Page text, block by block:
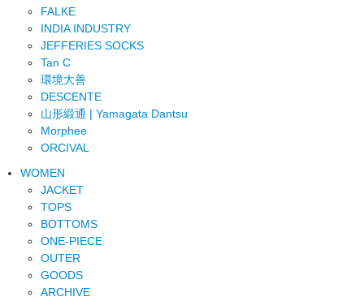
FALKE
INDIA INDUSTRY
JEFFERIES SOCKS
Tan C
環境大善
DESCENTE
山形緞通 | Yamagata Dantsu
Morphee
ORCIVAL
WOMEN
JACKET
TOPS
BOTTOMS
ONE-PIECE
OUTER
GOODS
ARCHIVE